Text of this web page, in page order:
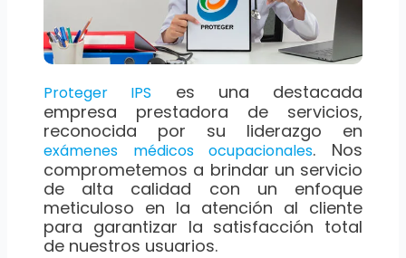
Proteger IPS es una destacada
empresa prestadora de servicios,
reconocida por su liderazgo en
exámenes médicos ocupacionales. Nos
comprometemos a brindar un servicio
de alta calidad con un enfoque
meticuloso en la atención al cliente
para garantizar la satisfacción total
de nuestros usuarios.